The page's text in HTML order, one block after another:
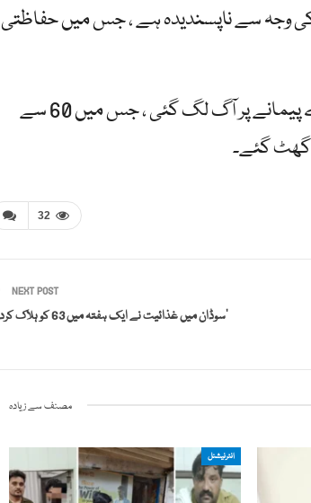
کی وجہ سے ناپسندیدہ ہے ، جس میں حفاظتی
جولائی میں ، مشرقی شہر کوٹ کے ایک شاپنگ مال میں ایک بڑے پیمانے پر آگ لگ گئی ، جس میں 60 سے
گھٹ گئے۔
32
NEXT POST
‘سوڈان میں غذائیت نے ایک ہفتہ میں 63 کو ہلاک کردیا’
مصنف سے زیادہ
انٹرنیشنل